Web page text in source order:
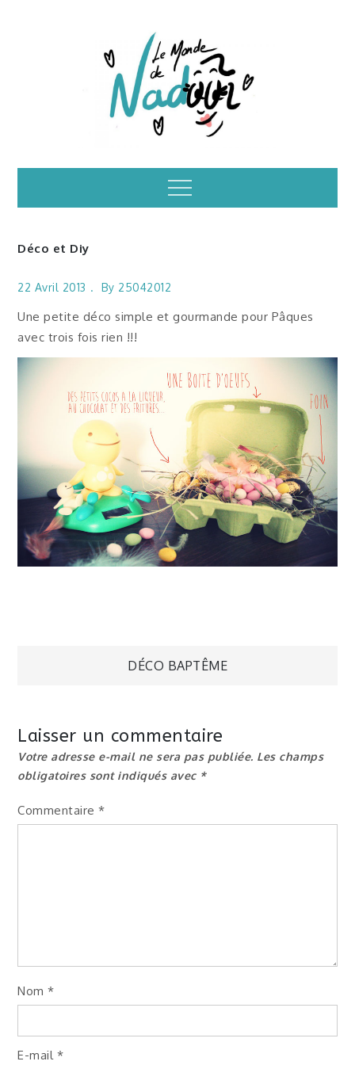
Illustrations – le
monde de Nadoo
Menu
Déco et Diy
22 Avril 2013 By 25042012
Une petite déco simple et gourmande pour Pâques
avec trois fois rien !!!
Navigation
l’article
DÉCO BAPTÊME
Laisser un commentaire
Votre adresse e-mail ne sera pas publiée. Les champs
obligatoires sont indiqués avec *
Commentaire*
Nom*
E-mail *